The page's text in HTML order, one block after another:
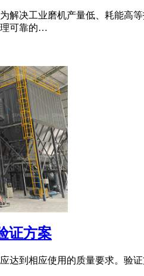
解决工业磨机产量低、耗能高
理可靠的…
证方案
达到相应使用的质量要求。验